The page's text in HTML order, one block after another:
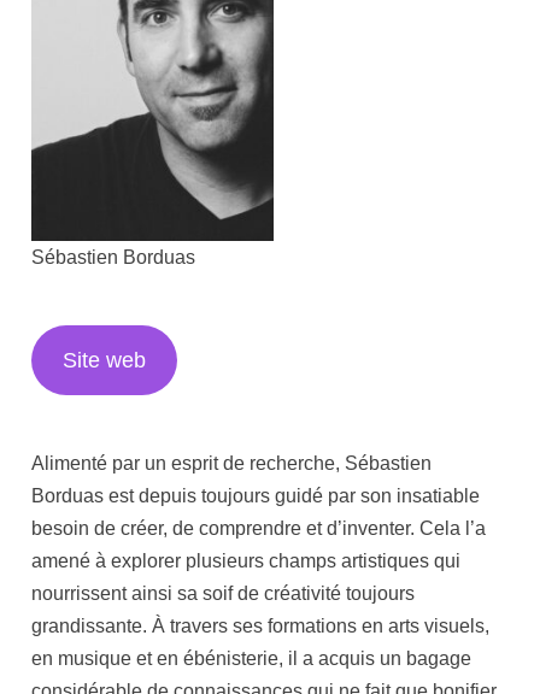
Sébastien Borduas
Site web
Alimenté par un esprit de recherche, Sébastien
Borduas est depuis toujours guidé par son insatiable
besoin de créer, de comprendre et d’inventer. Cela l’a
amené à explorer plusieurs champs artistiques qui
nourrissent ainsi sa soif de créativité toujours
grandissante. À travers ses formations en arts visuels,
en musique et en ébénisterie, il a acquis un bagage